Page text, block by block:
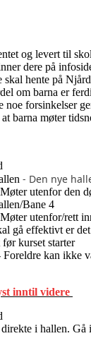
og levert til
dere på
skal hente på
om barna er
noe forsinkelser
barna møter
- Den nye
Møter utenfor den
Bane 4
Møter utenfor/rett
gå effektivt er
kurset starter
kan ikke
inntil videre
i hallen. Gå